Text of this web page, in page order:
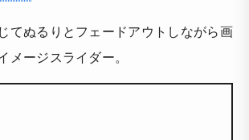
てぬるりとフェードアウトしながら画
メージスライダー。